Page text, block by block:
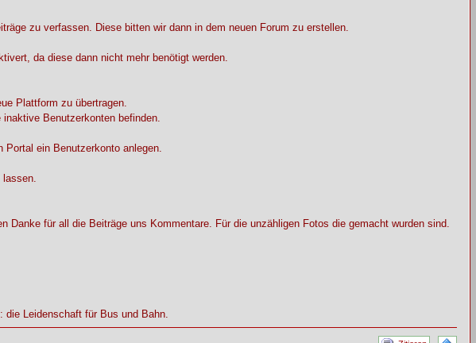
zu verfassen. Diese bitten wir dann in dem neuen Forum zu erstellen.
da diese dann nicht mehr benötigt werden.
Plattform zu übertragen.
Benutzerkonten befinden.
ein Benutzerkonto anlegen.
lassen.
für all die Beiträge uns Kommentare. Für die unzähligen Fotos die gemacht wurden sind.
die Leidenschaft für Bus und Bahn.